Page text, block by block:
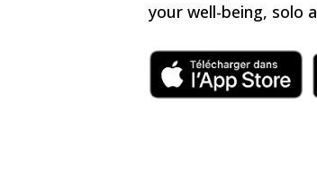
your well-being, solo